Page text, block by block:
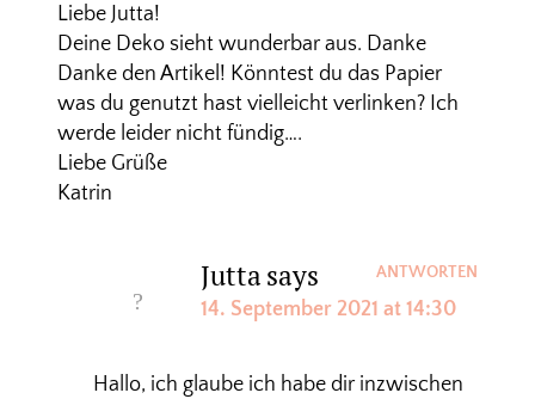
Liebe Jutta!
Deine Deko sieht wunderbar aus. Danke
Danke den Artikel! Könntest du das Papier
was du genutzt hast vielleicht verlinken? Ich
werde leider nicht fündig….
Liebe Grüße
Katrin
Juttasays
14. September 2021 at 14:30
Hallo, ich glaube ich habe dir inzwischen
ANTWORTEN